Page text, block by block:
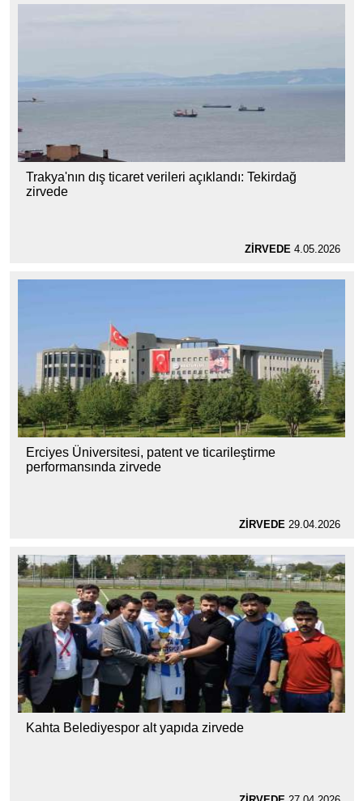
Trakya'nın dış ticaret verileri açıklandı: Tekirdağ
zirvede
ZİRVEDE4.05.2026
Erciyes Üniversitesi, patent ve ticarileştirme
performansında zirvede
ZİRVEDE29.04.2026
Kahta Belediyespor alt yapıda zirvede